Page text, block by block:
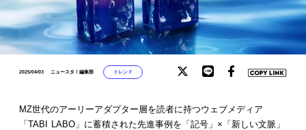
2025/04/03 ニュースタ！編集部 トレンド
MZ世代のアーリーアダプター層を読者に持つウェブメディア
「TABI LABO」に蓄積された先進事例を「記号」×「新しい文脈」